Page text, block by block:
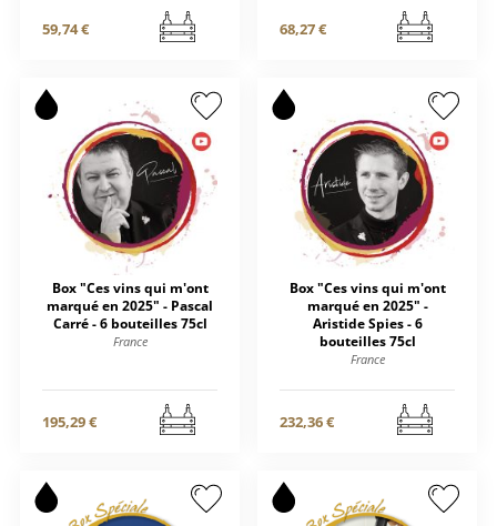
59,74 € 68,27 €
Box "Ces vins qui m'ont
marqué en 2025" - Pascal
Carré - 6 bouteilles 75cl
France
195,29 €
Box "Ces vins qui m'ont
marqué en 2025" -
Aristide Spies - 6
bouteilles 75cl
France
232,36 €